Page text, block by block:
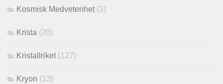
Kosmisk Medvetenhet(3)
Krista (20)
Kristallriket(127)
Kryon (13)